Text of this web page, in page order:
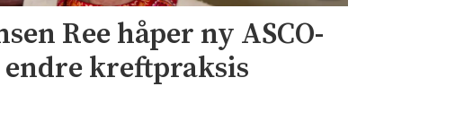
Ree håper ny ASCO-
kreftpraksis